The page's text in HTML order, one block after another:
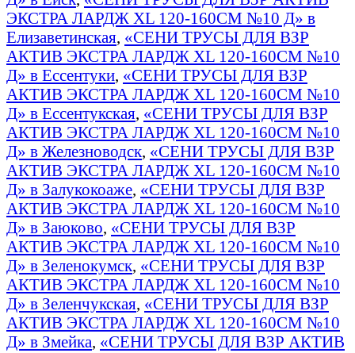
ЭКСТРА ЛАРДЖ XL 120-160СМ №10 Д» в
Елизаветинская, «СЕНИ ТРУСЫ ДЛЯ ВЗР
АКТИВ ЭКСТРА ЛАРДЖ XL 120-160СМ №10
Д» в Ессентуки, «СЕНИ ТРУСЫ ДЛЯ ВЗР
АКТИВ ЭКСТРА ЛАРДЖ XL 120-160СМ №10
Д» в Ессентукская, «СЕНИ ТРУСЫ ДЛЯ ВЗР
АКТИВ ЭКСТРА ЛАРДЖ XL 120-160СМ №10
Д» в Железноводск, «СЕНИ ТРУСЫ ДЛЯ ВЗР
АКТИВ ЭКСТРА ЛАРДЖ XL 120-160СМ №10
Д» в Залукокоаже, «СЕНИ ТРУСЫ ДЛЯ ВЗР
АКТИВ ЭКСТРА ЛАРДЖ XL 120-160СМ №10
Д» в Заюково, «СЕНИ ТРУСЫ ДЛЯ ВЗР
АКТИВ ЭКСТРА ЛАРДЖ XL 120-160СМ №10
Д» в Зеленокумск, «СЕНИ ТРУСЫ ДЛЯ ВЗР
АКТИВ ЭКСТРА ЛАРДЖ XL 120-160СМ №10
Д» в Зеленчукская, «СЕНИ ТРУСЫ ДЛЯ ВЗР
АКТИВ ЭКСТРА ЛАРДЖ XL 120-160СМ №10
Д» в Змейка, «СЕНИ ТРУСЫ ДЛЯ ВЗР АКТИВ